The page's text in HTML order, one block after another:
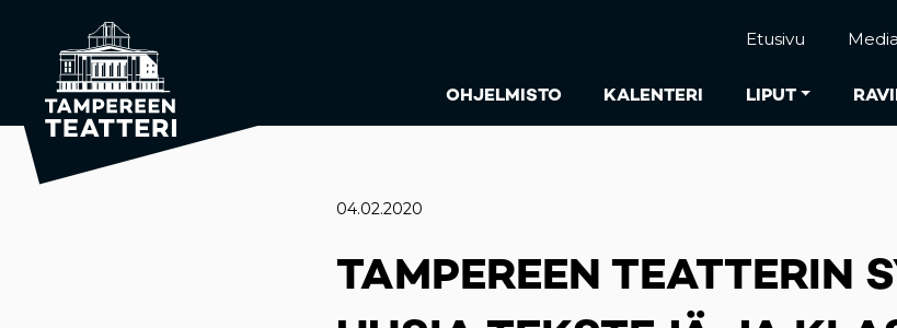
OHJELMISTO KALENTERI LIPUT
Etusivu
04.02.2020
TAMPEREEN TEATTERIN